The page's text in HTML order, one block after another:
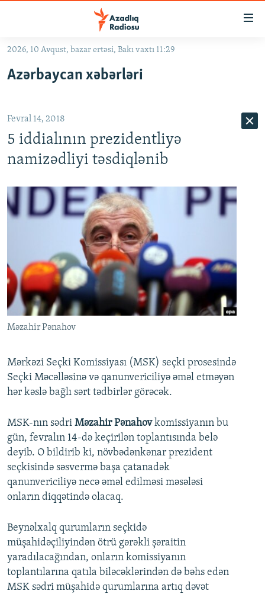
Əsas
qayıt
qayıt
Axtarışa
QANUNI DOĞRU
ARAŞDIRMA
MULTIMEDIA
FOTOQALEREYA
İNFOQRAFIKA
KARIKATURA
OXU ZALI
AZƏRBAYCAN ƏDƏBIYYATI KITABXANASI
İSLAM VƏ DEMOKRATIYA
HAQQIMIZDA
MISSIYAMIZ
PEŞƏ ETIKASI VƏ JURNALISTIKA STANDARTLARIMIZ
BIZIMLƏ ƏLAQƏ
XƏBƏR BÜLLETENLƏRIMIZ
BIZI IZLƏ
2026, 10 Avqust, bazar ertəsi, Bakı vaxtı 11:29
Azərbaycan xəbərləri
Fevral 14, 2018
5 iddialının prezidentliyə
namizədliyi təsdiqlənib
Məzahir Pənahov
Mərkəzi Seçki Komissiyası (MSK) seçki prosesində
Seçki Məcəlləsinə və qanunvericiliyə əməl etməyən
hər kəslə bağlı sərt tədbirlər görəcək.
MSK-nın sədri Məzahir Pənahovkomissiyanın bu
gün, fevralın 14-də keçirilən toplantısında belə
deyib. O bildirib ki, növbədənkənar prezident
seçkisində səsvermə başa çatanadək
qanunvericiliyə necə əməl edilməsi məsələsi
onların diqqətində olacaq.
Beynəlxalq qurumların seçkidə
müşahidəçiliyindən ötrü gərəkli şəraitin
yaradılacağından, onların komissiyanın
toplantılarına qatıla biləcəklərindən də bəhs edən
MSK sədri müşahidə qurumlarına artıq dəvət